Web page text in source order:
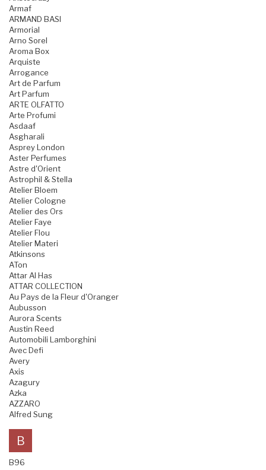
Armaf
ARMAND BASI
Armorial
Arno Sorel
Aroma Box
Arquiste
Arrogance
Art de Parfum
Art Parfum
ARTE OLFATTO
Arte Profumi
Asdaaf
Asgharali
Asprey London
Aster Perfumes
Astre d'Orient
Astrophil & Stella
Atelier Bloem
Atelier Cologne
Atelier des Ors
Atelier Faye
Atelier Flou
Atelier Materi
Atkinsons
ATon
Attar Al Has
ATTAR COLLECTION
Au Pays de la Fleur d'Oranger
Aubusson
Aurora Scents
Austin Reed
Automobili Lamborghini
Avec Defi
Avery
Axis
Azagury
Azka
AZZARO
Alfred Sung
B
B96